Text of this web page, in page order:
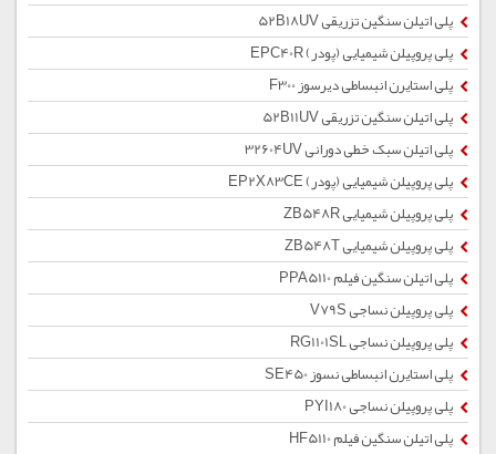
پلی اتیلن سنگین تزریقی 52B18UV
پلی پروپیلن شیمیایی (پودر) EPC40R
پلی استایرن انبساطی دیرسوز F300
پلی اتیلن سنگین تزریقی 52B11UV
پلی اتیلن سبک خطی دورانی 32604UV
پلی پروپیلن شیمیایی (پودر) EP2X83CE
پلی پروپیلن شیمیایی ZB548R
پلی پروپیلن شیمیایی ZB548T
پلی اتیلن سنگین فیلم PPA5110
پلی پروپیلن نساجی V79S
پلی پروپیلن نساجی RG1101SL
پلی استایرن انبساطی نسوز SE450
پلی پروپیلن نساجی PYI180
پلی اتیلن سنگین فیلم HF5110